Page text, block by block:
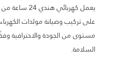
يعمل كهربائي
على تركيب وصيانة مولدات
مستوى من الجودة والاحترافية
السلامة.